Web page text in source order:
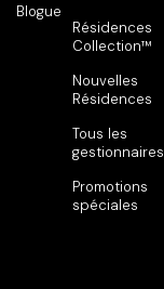
Blogue
Résidences
Collection™
Nouvelles
Résidences
Tous les
gestionnaires
Promotions
spéciales